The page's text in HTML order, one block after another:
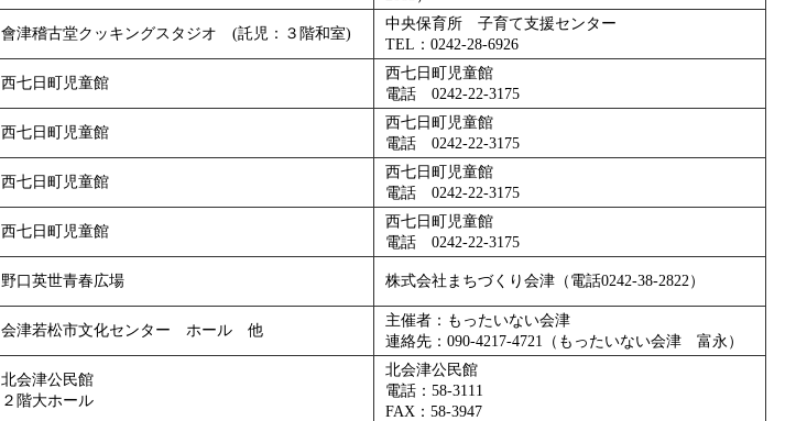
會津稽古堂クッキングスタジオ (託児：３階和室)
中央保育所 子育て支援センター
TEL：0242-28-6926
西七日町児童館
西七日町児童館
電話 0242-22-3175
西七日町児童館
西七日町児童館
電話 0242-22-3175
西七日町児童館
西七日町児童館
電話 0242-22-3175
西七日町児童館
西七日町児童館
電話 0242-22-3175
野口英世青春広場 株式会社まちづくり会津（電話0242-38-2822）
会津若松市文化センター ホール 他
主催者：もったいない会津
連絡先：090-4217-4721（もったいない会津 富永）
北会津公民館
２階大ホール
北会津公民館
電話：58-3111
FAX：58-3947